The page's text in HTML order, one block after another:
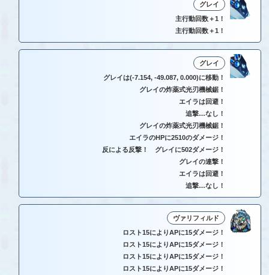
グレイ
主行動回数＋1！
主行動回数＋1！
グレイ
グレイは(-7.154, -49.087, 0.000)に移動！
グレイの炸薬式光刃機械鋸！
エイラは回避！
追撃…なし！
グレイの炸薬式光刃機械鋸！
エイラのHPに2510のダメージ！
反による反撃！ グレイに502ダメージ！
グレイの連撃！
エイラは回避！
追撃…なし！
ヴァリフィルド
ロスト15によりAPに15ダメージ！
ロスト15によりAPに15ダメージ！
ロスト15によりAPに15ダメージ！
ロスト15によりAPに15ダメージ！